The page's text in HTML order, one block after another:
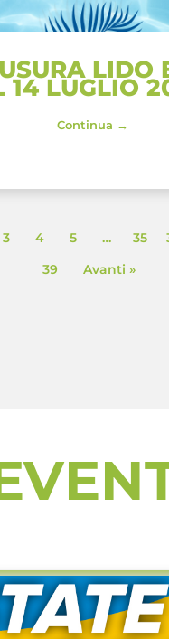
LIDO
14 LUGLIO
Continua →
3 4 5 … 35
39
Avanti »